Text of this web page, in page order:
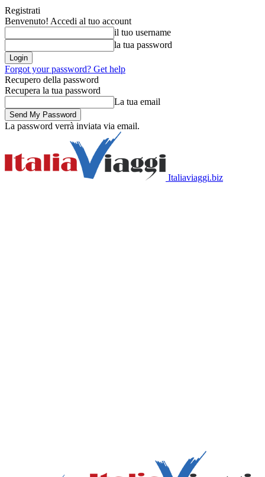
Registrati
Benvenuto! Accedi al tuo account
il tuo username
la tua password
Forgot your password? Get help
Recupero della password
Recupera la tua password
La tua email
La password verrà inviata via email.
Italiaviaggi.biz